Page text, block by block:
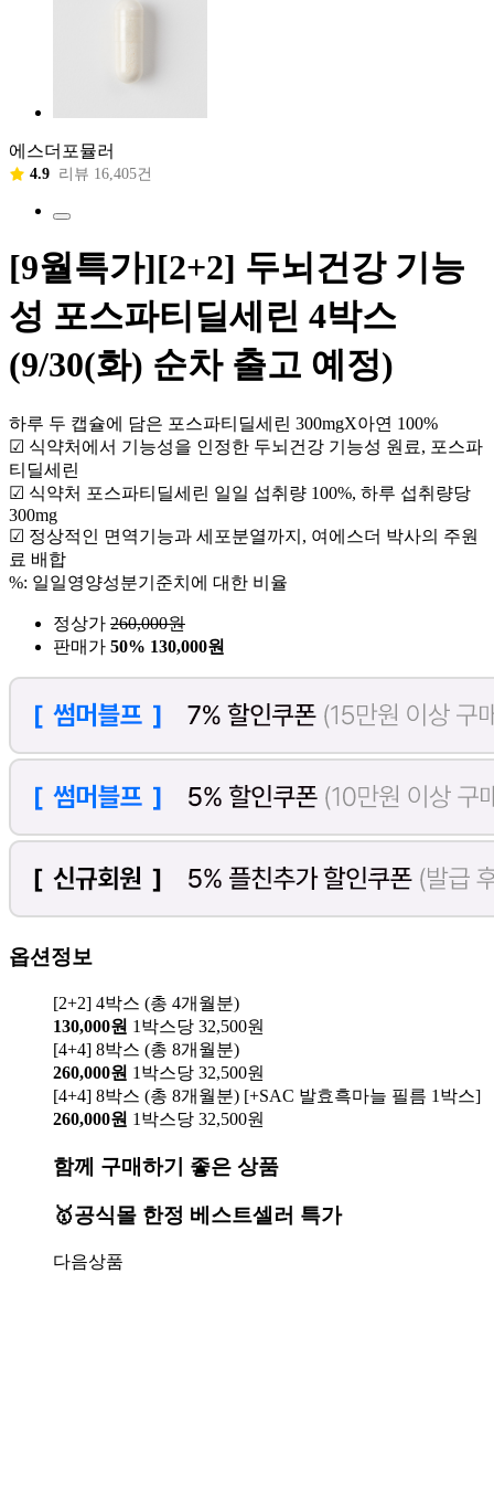
에스더포뮬러
4.9 리뷰 16,405건
[9월특가][2+2] 두뇌건강 기능
성 포스파티딜세린 4박스
(9/30(화) 순차 출고 예정)
하루 두 캡슐에 담은 포스파티딜세린 300mgX아연 100%
☑ 식약처에서 기능성을 인정한 두뇌건강 기능성 원료, 포스파
티딜세린
☑ 식약처 포스파티딜세린 일일 섭취량 100%, 하루 섭취량당
300mg
☑ 정상적인 면역기능과 세포분열까지, 여에스더 박사의 주원
료 배합
%: 일일영양성분기준치에 대한 비율
정상가 260,000원
판매가 50% 130,000원
옵션정보
[2+2] 4박스 (총 4개월분)
130,000원 1박스당 32,500원
[4+4] 8박스 (총 8개월분)
260,000원 1박스당 32,500원
[4+4] 8박스 (총 8개월분) [+SAC 발효흑마늘 필름 1박스]
260,000원 1박스당 32,500원
함께 구매하기 좋은 상품
🥇공식몰 한정 베스트셀러 특가
다음상품